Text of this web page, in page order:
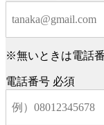
※無いときは電話
電話番号 必須